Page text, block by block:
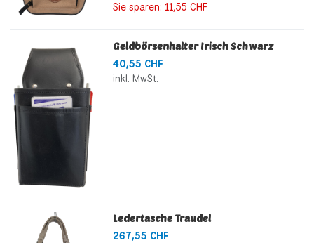
Sie sparen: 11,55 CHF
Geldbörsenhalter Irisch Schwarz
40,55 CHF
inkl. MwSt.
Ledertasche Traudel
267,55 CHF